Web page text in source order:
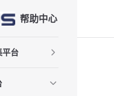
帮助中心
平台